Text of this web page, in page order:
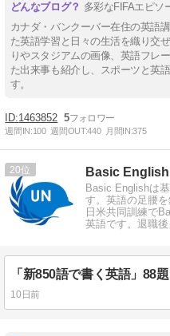
多彩なFIFAエピソ
カナダ・バンクーバー在住の英語
た英語学習と日々の生活を織り交
りやスタジアムの画像、英語フレ
た出来事も紹介し、スポーツと英
す。
1463852 5
週間IN:100 週間OUT:440 月間IN:375
20 Basic English
Basic Englishは
す。英語の足腰
日米共同訓練で
英語です。退職後
10日前